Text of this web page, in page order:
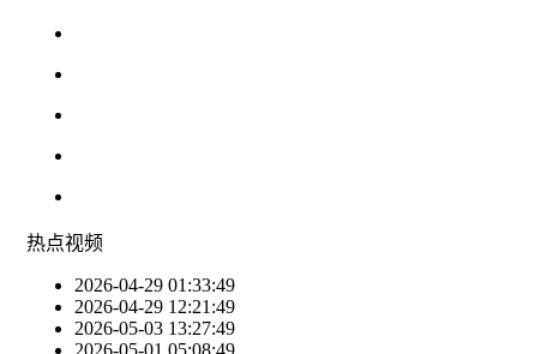
热点视频
2026-04-29 01:33:49
2026-04-29 12:21:49
2026-05-03 13:27:49
2026-05-01 05:08:49